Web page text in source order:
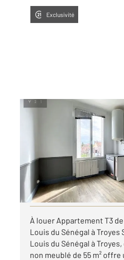
Exclusivité
, 3 pièces
Appartement F3 à
650 €
par mois charges comprises
Visiter le site dédié
À louer Appartement T3 de
Louis du Sénégal à Troyes
Louis du Sénégal à
non meublé de 55 m² offre